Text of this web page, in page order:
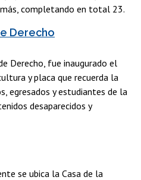
completando en total 23.
Derecho
Derecho, fue inaugurado el
y placa que recuerda la
egresados y estudiantes de la
desaparecidos y
se ubica la Casa de la